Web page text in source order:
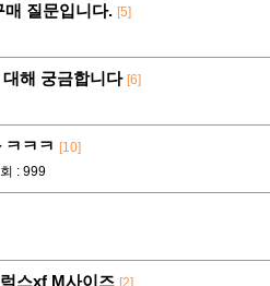
매 질문입니다. [5]
해 궁금합니다 [6]
ㅋㅋㅋ [10]
: 999
스xf M사이즈